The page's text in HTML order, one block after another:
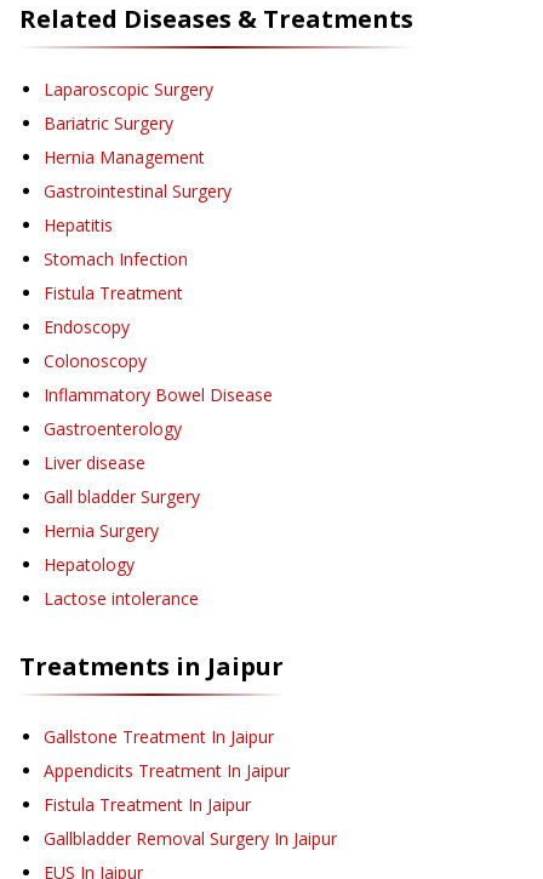
Related Diseases & Treatments
Laparoscopic Surgery
Bariatric Surgery
Hernia Management
Gastrointestinal Surgery
Hepatitis
Stomach Infection
Fistula Treatment
Endoscopy
Colonoscopy
Inflammatory Bowel Disease
Gastroenterology
Liver disease
Gall bladder Surgery
Hernia Surgery
Hepatology
Lactose intolerance
Treatments in Jaipur
Gallstone Treatment In Jaipur
Appendicits Treatment In Jaipur
Fistula Treatment In Jaipur
Gallbladder Removal Surgery In Jaipur
EUS In Jaipur